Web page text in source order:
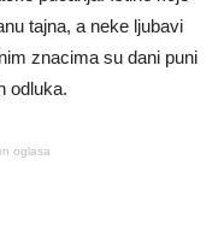
tajna, a neke ljubavi
znacima su dani puni
odluka.
oglasa